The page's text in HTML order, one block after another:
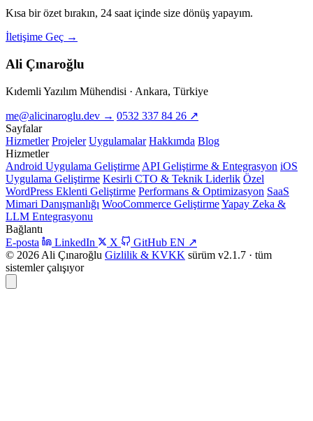
Kısa bir özet bırakın, 24 saat içinde size dönüş yapayım.
İletişime Geç →
Ali Çınaroğlu
Kıdemli Yazılım Mühendisi · Ankara, Türkiye
me@alicinaroglu.dev → 0532 337 84 26 ↗
Sayfalar
Hizmetler Projeler Uygulamalar Hakkımda Blog
Hizmetler
Android Uygulama Geliştirme API Geliştirme & Entegrasyon iOS
Uygulama Geliştirme Kesirli CTO & Teknik Liderlik Özel
WordPress Eklenti Geliştirme Performans & Optimizasyon SaaS
Mimari Danışmanlığı WooCommerce GeliştirmeYapay Zeka &
LLM Entegrasyonu
Bağlantı
E-posta
LinkedIn X GitHub EN ↗
© 2026 Ali Çınaroğlu Gizlilik & KVKK sürüm v2.1.7 · tüm
sistemler çalışıyor